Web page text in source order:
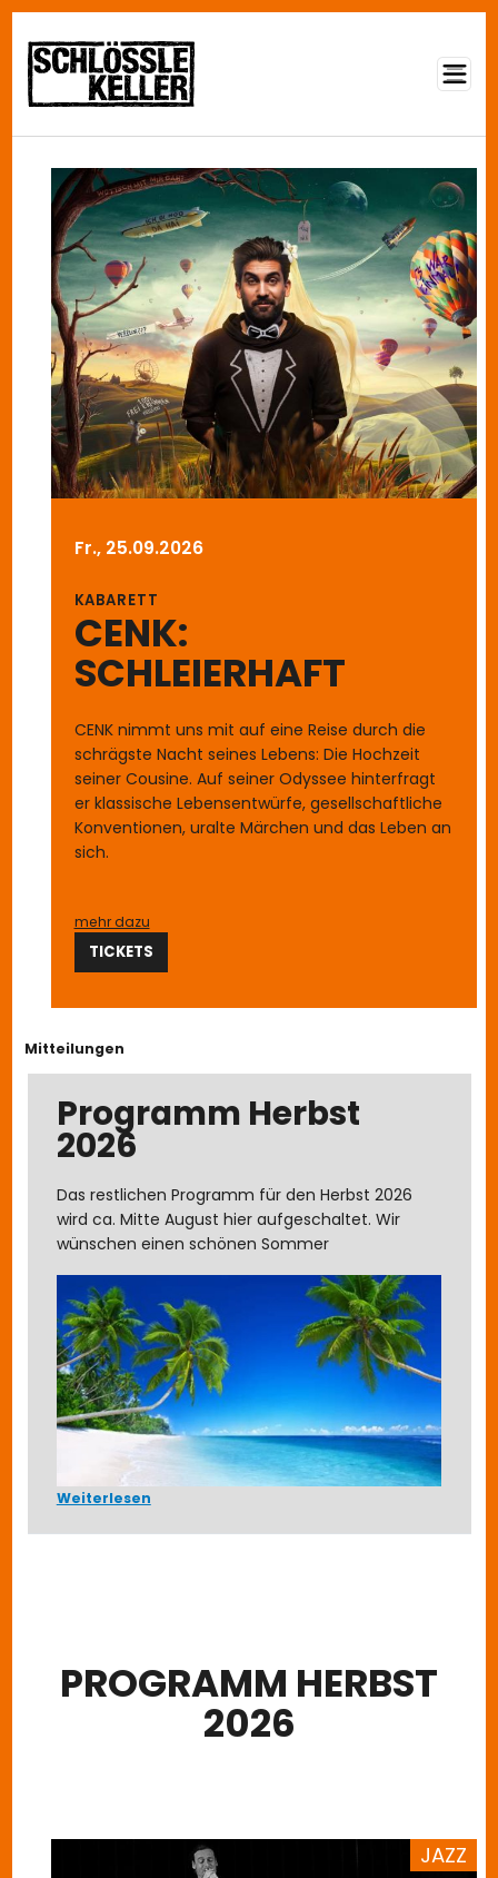
Image
Fr., 25.09.2026
KABARETT
CENK:
SCHLEIERHAFT
CENK nimmt uns mit auf eine Reise durch die
schrägste Nacht seines Lebens: Die Hochzeit
seiner Cousine. Auf seiner Odyssee hinterfragt
er klassische Lebensentwürfe, gesellschaftliche
Konventionen, uralte Märchen und das Leben an
sich.
mehr dazu
TICKETS
Mitteilungen
Programm Herbst
2026
Das restlichen Programm für den Herbst 2026
wird ca. Mitte August hier aufgeschaltet. Wir
wünschen einen schönen Sommer
Weiterlesenüber Programm Herbst 2026
PROGRAMM HERBST
2026
JAZZ